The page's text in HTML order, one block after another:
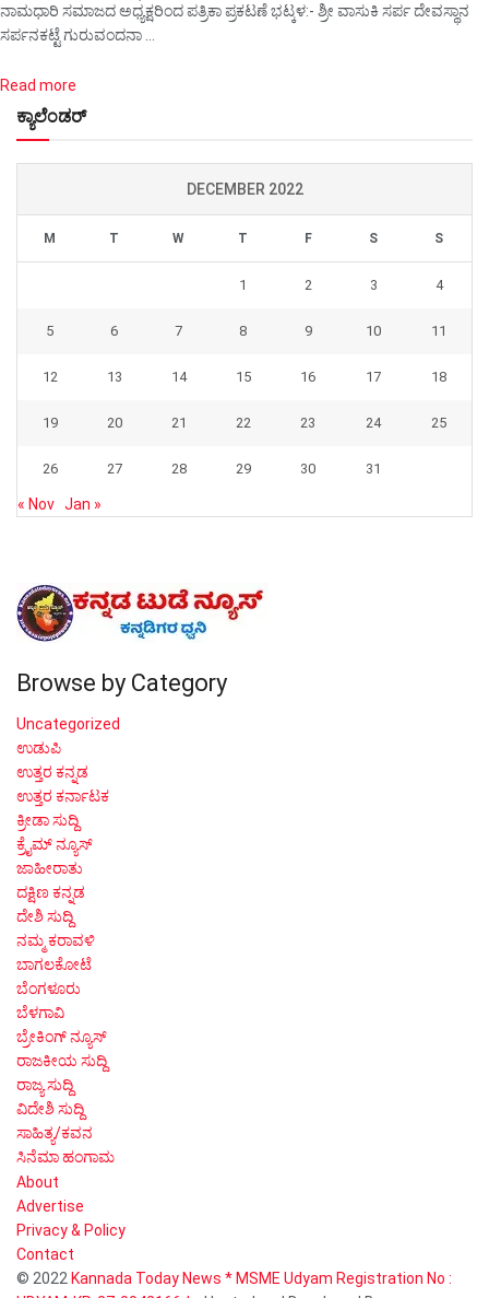
ನಾಮಧಾರಿ ಸಮಾಜದ ಅಧ್ಯಕ್ಷರಿಂದ ಪತ್ರಿಕಾ ಪ್ರಕಟಣೆ ಭಟ್ಕಳ:- ಶ್ರೀ ವಾಸುಕಿ ಸರ್ಪ ದೇವಸ್ಥಾನ
ಸರ್ಪನಕಟ್ಟೆ ಗುರುವಂದನಾ ...
Read more
ಕ್ಯಾಲೆಂಡರ್
DECEMBER 2022
M T W T F S S
1 2 3 4
5 6 7 8 9 10 11
12 13 14 15 16 17 18
19 20 21 22 23 24 25
26 27 28 29 30 31
« Nov Jan »
Browse by Category
Uncategorized
ಉಡುಪಿ
ಉತ್ತರ ಕನ್ನಡ
ಉತ್ತರ ಕರ್ನಾಟಕ
ಕ್ರೀಡಾ ಸುದ್ದಿ
ಕ್ರೈಮ್ ನ್ಯೂಸ್
ಜಾಹೀರಾತು
ದಕ್ಷಿಣ ಕನ್ನಡ
ದೇಶಿ ಸುದ್ದಿ
ನಮ್ಮ ಕರಾವಳಿ
ಬಾಗಲಕೋಟೆ
ಬೆಂಗಳೂರು
ಬೆಳಗಾವಿ
ಬ್ರೇಕಿಂಗ್ ನ್ಯೂಸ್
ರಾಜಕೀಯ ಸುದ್ದಿ
ರಾಜ್ಯ ಸುದ್ದಿ
ವಿದೇಶಿ ಸುದ್ದಿ
ಸಾಹಿತ್ಯ/ಕವನ
ಸಿನೆಮಾ ಹಂಗಾಮ
About
Advertise
Privacy & Policy
Contact
© 2022 Kannada Today News * MSME Udyam Registration No :